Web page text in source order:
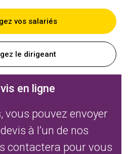
vos salariés
le dirigeant
en ligne
vous pouvez envoyer
à l’un de nos
contactera pour vous